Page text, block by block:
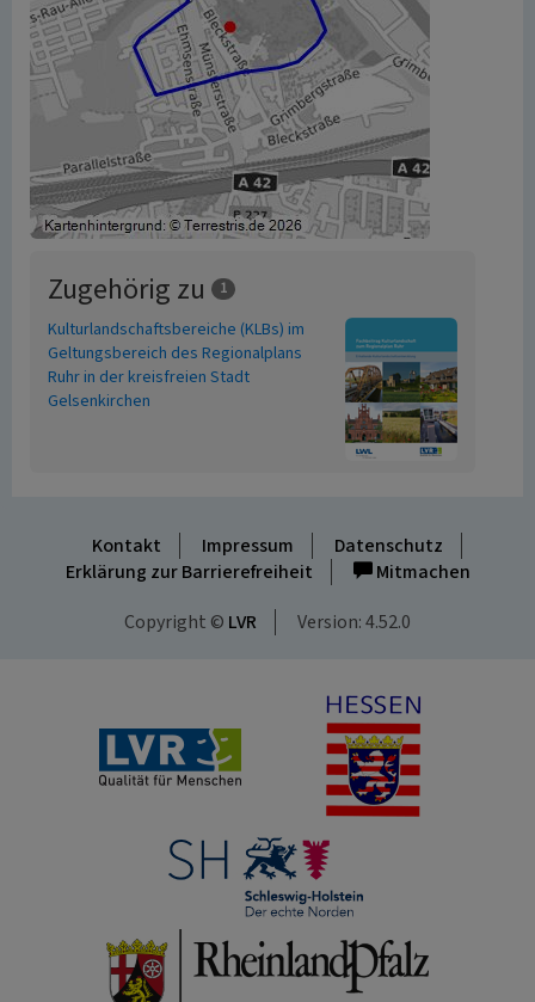
Zugehörig zu 1
Kulturlandschaftsbereiche (KLBs) im
Geltungsbereich des Regionalplans
Ruhr in der kreisfreien Stadt
Gelsenkirchen
Kontakt Impressum
Datenschutz
Erklärung zur Barrierefreiheit
Mitmachen
Copyright © LVR Version: 4.52.0